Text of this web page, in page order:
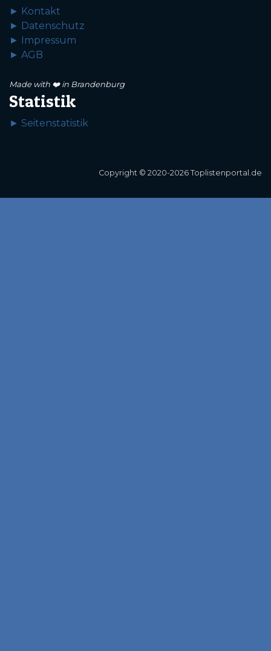
► Kontakt
► Datenschutz
► Impressum
► AGB
Made with ❤️ in Brandenburg
Statistik
► Seitenstatistik
Copyright © 2020-2026 Toplistenportal.de